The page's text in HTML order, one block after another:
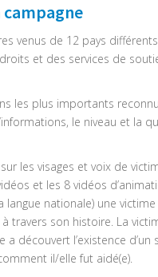
campagne
venus de 12 pays
et des services de
les plus importants
le niveau et la
les visages et voix de
et les 8 vidéos
langue nationale) une
travers son histoire. La
a découvert l’existence
il/elle fut aidé(e).